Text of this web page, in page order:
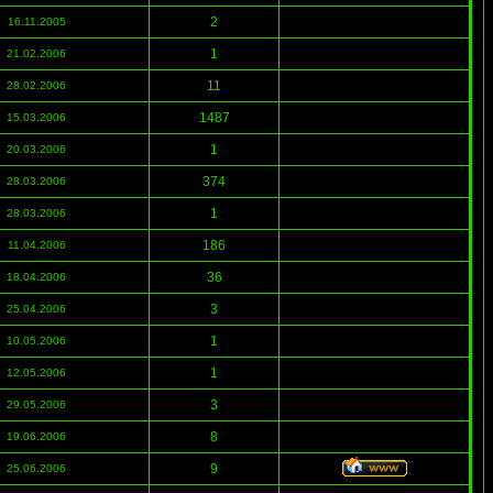
16.11.2005 2
21.02.2006 1
28.02.2006 11
15.03.2006 1487
20.03.2006 1
28.03.2006 374
28.03.2006 1
11.04.2006 186
18.04.2006 36
25.04.2006 3
10.05.2006 1
12.05.2006 1
29.05.2006 3
19.06.2006 8
25.06.2006 9